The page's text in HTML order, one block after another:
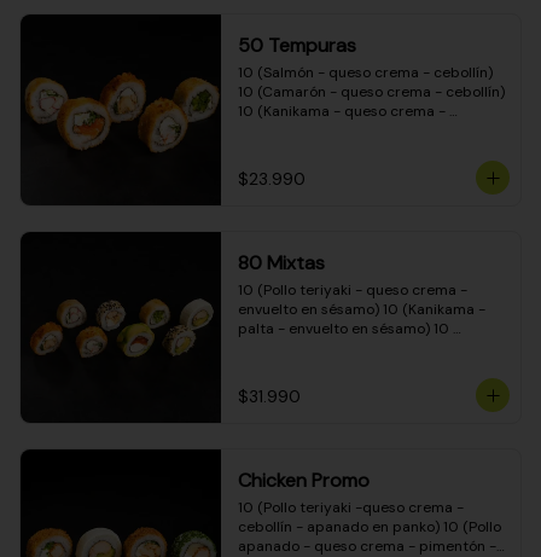
50 Tempuras
10 (Salmón - queso crema - cebollín)
10 (Camarón - queso crema - cebollín)
10 (Kanikama - queso crema -
crema - cebollín)
$23.990
80 Mixtas
10 (Pollo teriyaki - queso crema -
envuelto en sésamo) 10 (Kanikama -
palta - envuelto en sésamo) 10
envuelto en queso crema) 10
(Camarón - queso crema - cebollín -
teriyaki - queso crema - cebollín -
envuelto en masa tempura) 10
(Pimentón - queso crema - cebollín -
envuelto en masa tempura)
$31.990
Chicken Promo
10 (Pollo teriyaki -queso crema -
cebollín - apanado en panko) 10 (Pollo
apanado - queso crema - pimentón -